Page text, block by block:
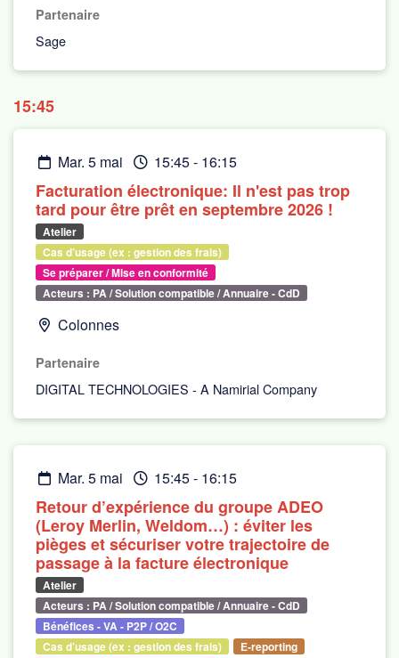
Partenaire
Sage
15:45
mar. 5 mai 15:45- 16:15
Facturation électronique: Il n'est pas trop
tard pour être prêt en septembre 2026 !
Atelier
Cas d’usage (ex : gestion des frais)
Se préparer / Mise en conformité
Acteurs : PA / Solution compatible / Annuaire - CdD
Colonnes
Partenaire
DIGITAL TECHNOLOGIES - A Namirial Company
mar. 5 mai 15:45- 16:15
Retour d’expérience du groupe ADEO
(Leroy Merlin, Weldom…) : éviter les
pièges et sécuriser votre trajectoire de
passage à la facture électronique
Atelier
Acteurs : PA / Solution compatible / Annuaire - CdD
Bénéfices - VA - P2P / O2C
Cas d’usage (ex : gestion des frais)
E-reporting